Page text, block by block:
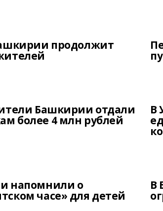
продолжит
Башкирии отдали
более 4 млн рублей
В
напомнили о
часе» для детей
В